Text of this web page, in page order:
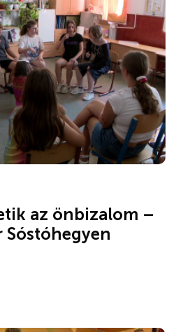
az önbizalom –